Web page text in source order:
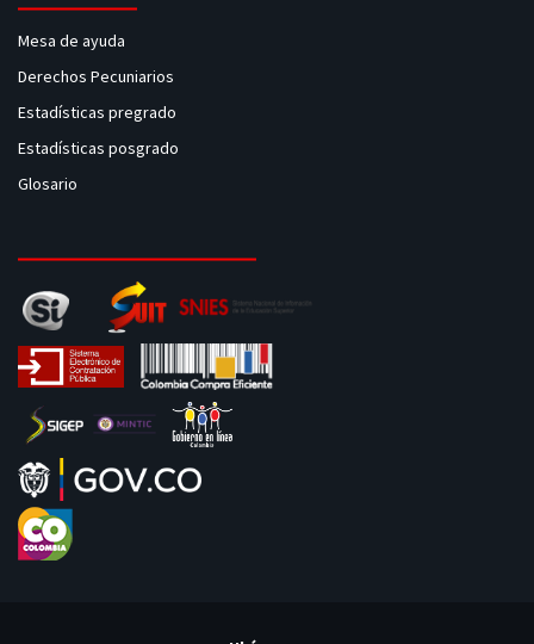
Mesa de ayuda
Derechos Pecuniarios
Estadísticas pregrado
Estadísticas posgrado
Glosario